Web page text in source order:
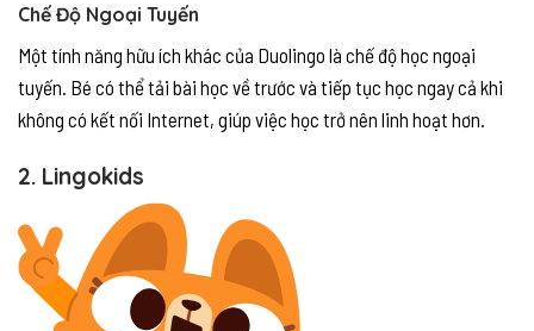
Chế Độ Ngoại Tuyến
Một tính năng hữu ích khác của Duolingo là chế độ học ngoại
tuyến. Bé có thể tải bài học về trước và tiếp tục học ngay cả khi
không có kết nối Internet, giúp việc học trở nên linh hoạt hơn.
2. Lingokids